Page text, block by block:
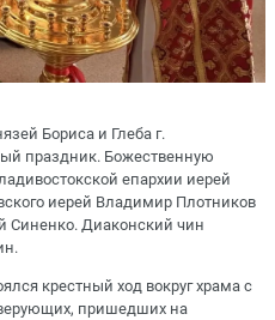
Бориса и Глеба г.
праздник. Божественную
епархии иерей
иерей Владимир Плотников
Синенко. Диаконский чин
крестный ход вокруг храма с
верующих, пришедших на